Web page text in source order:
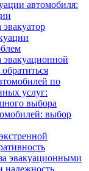
автомобиля:
эвакуационной
по
услуг:
выбора
выбор
эвакуационными
надежность